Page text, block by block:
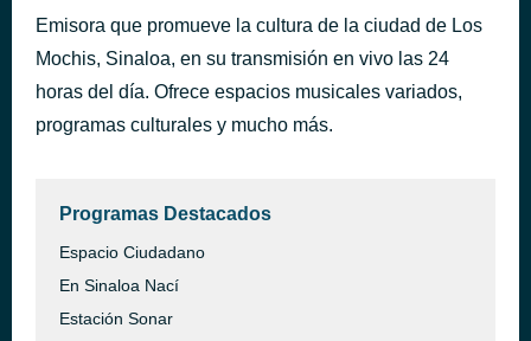
Emisora que promueve la cultura de la ciudad de Los
Mochis, Sinaloa, en su transmisión en vivo las 24
horas del día. Ofrece espacios musicales variados,
programas culturales y mucho más.
Programas Destacados
Espacio Ciudadano
En Sinaloa Nací
Estación Sonar